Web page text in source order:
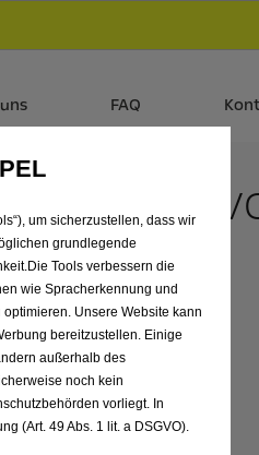
FAQ
um sicherzustellen, dass wir
grundlegende
Tools verbessern die
wie Spracherkennung und
Unsere Website kann
bereitzustellen. Einige
außerhalb des
noch kein
vorliegt. In
(Art. 49 Abs. 1 lit. a DSGVO).